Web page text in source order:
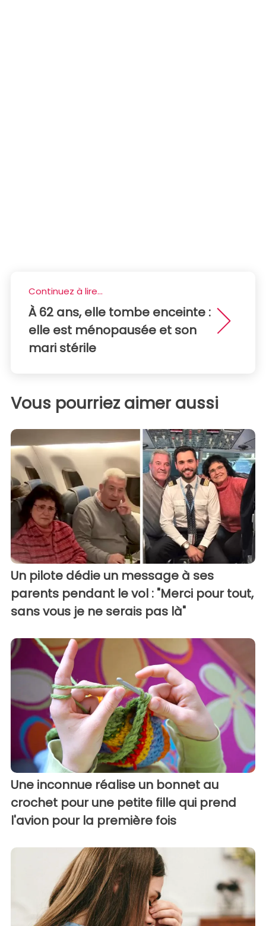
Continuez à lire...
À 62 ans, elle tombe enceinte :
elle est ménopausée et son
mari stérile
Vous pourriez aimer aussi
Un pilote dédie un message à ses
parents pendant le vol : "Merci pour tout,
sans vous je ne serais pas là"
Une inconnue réalise un bonnet au
crochet pour une petite fille qui prend
l'avion pour la première fois